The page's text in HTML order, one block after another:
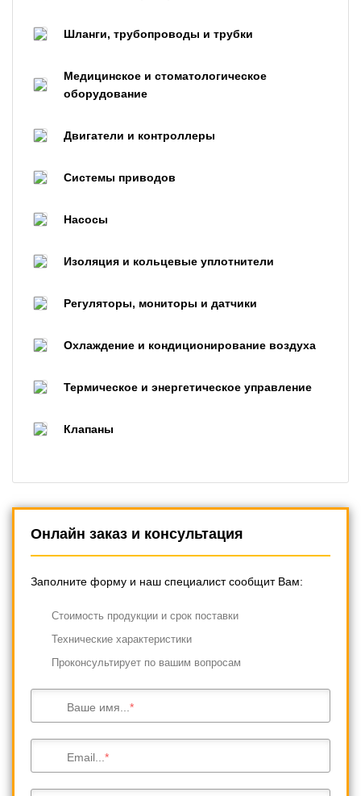
Шланги, трубопроводы и трубки
Медицинское и стоматологическое
оборудование
Двигатели и контроллеры
Системы приводов
Насосы
Изоляция и кольцевые уплотнители
Регуляторы, мониторы и датчики
Охлаждение и кондиционирование воздуха
Термическое и энергетическое управление
Клапаны
Онлайн заказ и консультация
Заполните форму и наш специалист сообщит Вам:
Cтоимость продукции и срок поставки
Технические характеристики
Проконсультирует по вашим вопросам
Ваше имя...
Email...